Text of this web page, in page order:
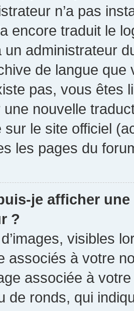
n’a pas
encore traduit le
administrateur
de langue
pas, vous êtes
nouvelle
sur le site officiel
les pages du
je afficher
?
visibles
associés à votre
associée à
de ronds, qui